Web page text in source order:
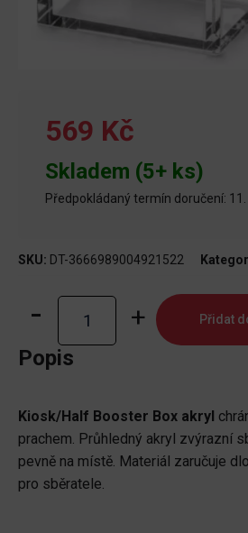
569 Kč
Skladem (5+ ks)
Předpokládaný termín doručení: 11.
SKU: DT-3666989004921522
Kiosk/Half
Booster
Box
Přidat
Popis
Kiosk/Half Booster Box akryl
prachem. Průhledný akryl zvýrazní
pevně na místě. Materiál zaručuje
pro sběratele.